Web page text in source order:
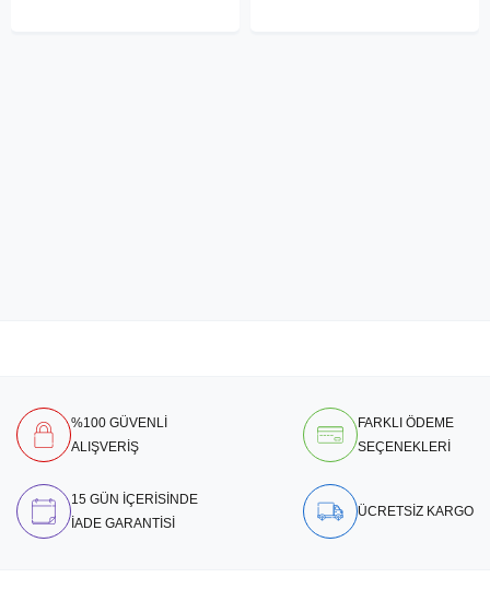
%100 GÜVENLİ
ALIŞVERİŞ
FARKLI ÖDEME
SEÇENEKLERİ
15 GÜN İÇERİSİNDE
İADE GARANTİSİ
ÜCRETSİZ KARGO